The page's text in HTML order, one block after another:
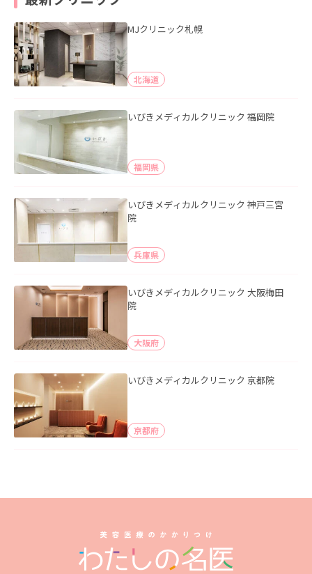
MJクリニック札幌
北海道
いびきメディカルクリニック 福岡院
福岡県
いびきメディカルクリニック 神戸三宮
院
兵庫県
いびきメディカルクリニック 大阪梅田
院
大阪府
いびきメディカルクリニック 京都院
京都府